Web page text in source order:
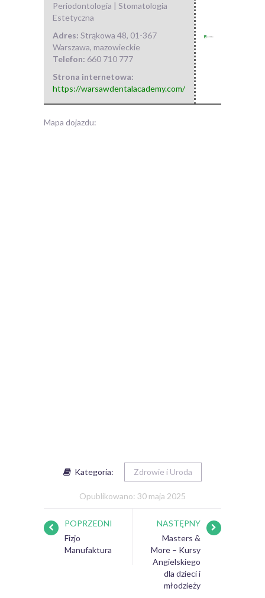
Periodontologia | Stomatologia
Estetyczna
Adres: Strąkowa 48, 01-367
Warszawa, mazowieckie
Telefon: 660 710 777
Strona internetowa:
https://warsawdentalacademy.com/
Mapa dojazdu:
Kategoria: Zdrowie i Uroda
Opublikowano: 30 maja 2025
POPRZEDNI
Fizjo
Manufaktura
NASTĘPNY
Masters &
More – Kursy
Angielskiego
dla dzieci i
młodzieży